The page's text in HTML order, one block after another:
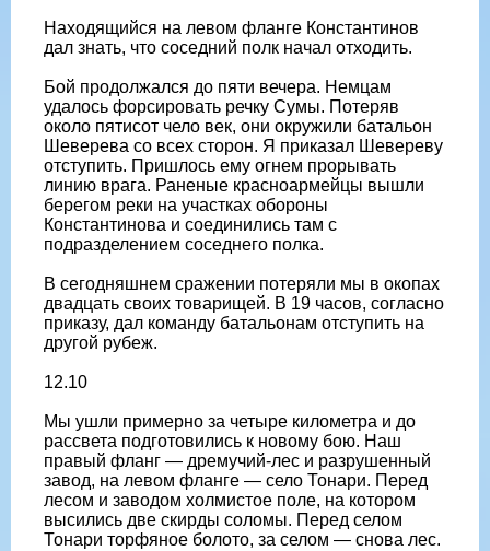
Находящийся на левом фланге Константинов
дал знать, что соседний полк начал отходить.
Бой продолжался до пяти вечера. Немцам
удалось форсировать речку Сумы. Потеряв
около пятисот чело век, они окружили батальон
Шеверева со всех сторон. Я приказал Шевереву
отступить. Пришлось ему огнем прорывать
линию врага. Раненые красноармейцы вышли
берегом реки на участках обороны
Константинова и соединились там с
подразделением соседнего полка.
В сегодняшнем сражении потеряли мы в окопах
двадцать своих товарищей. В 19 часов, согласно
приказу, дал команду батальонам отступить на
другой рубеж.
12.10
Мы ушли примерно за четыре километра и до
рассвета подготовились к новому бою. Наш
правый фланг — дремучий-лес и разрушенный
завод, на левом фланге — село Тонари. Перед
лесом и заводом холмистое поле, на котором
высились две скирды соломы. Перед селом
Тонари торфяное болото, за селом — снова лес.